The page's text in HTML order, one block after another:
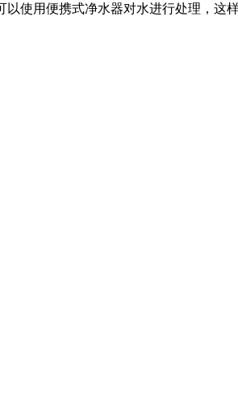
使用便携式净水器对水进行处理，这